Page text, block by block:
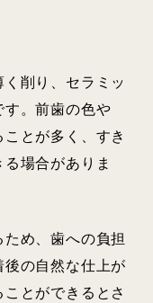
削り、セラミッ
す。前歯の色や
とが多く、すき
場合がありま
め、歯への負担
の自然な仕上が
とができるとさ